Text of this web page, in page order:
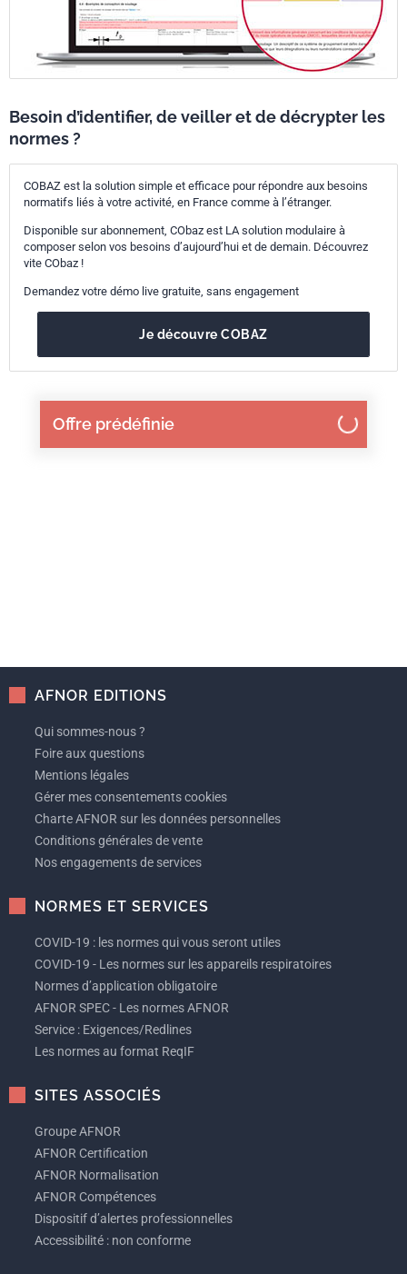
Offre prédéfinie
Besoin d’identifier, de veiller et de décrypter les
normes ?
COBAZ est la solution simple et efficace pour répondre aux besoins
normatifs liés à votre activité, en France comme à l’étranger.
Disponible sur abonnement, CObaz est LA solution modulaire à
composer selon vos besoins d’aujourd’hui et de demain. Découvrez
vite CObaz !
Demandez votre démo live gratuite, sans engagement
Je découvre COBAZ
AFNOR EDITIONS
Qui sommes-nous ?
Foire aux questions
Mentions légales
Gérer mes consentements cookies
Charte AFNOR sur les données personnelles
Conditions générales de vente
Nos engagements de services
NORMES ET SERVICES
COVID-19 : les normes qui vous seront utiles
COVID-19 - Les normes sur les appareils respiratoires
Normes d’application obligatoire
AFNOR SPEC - Les normes AFNOR
Service : Exigences/Redlines
Les normes au format ReqIF
SITES ASSOCIÉS
Groupe AFNOR
AFNOR Certification
AFNOR Normalisation
AFNOR Compétences
Dispositif d’alertes professionnelles
Accessibilité : non conforme